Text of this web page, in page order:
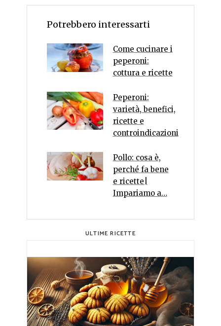
Potrebbero interessarti
Come cucinare i
peperoni:
cottura e ricette
Peperoni:
varietà, benefici,
ricette e
controindicazioni
Pollo: cosa è,
perché fa bene
e ricette|
Impariamo a…
ULTIME RICETTE